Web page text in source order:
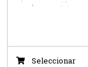
Seleccionar